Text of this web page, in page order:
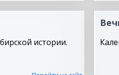
истории.